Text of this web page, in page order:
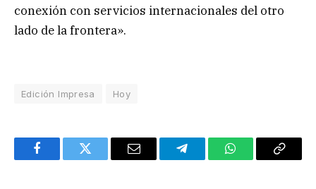
conexión con servicios internacionales del otro
lado de la frontera».
Edición Impresa Hoy
FacebookTwitter Email TelegramWhatsAppCopy